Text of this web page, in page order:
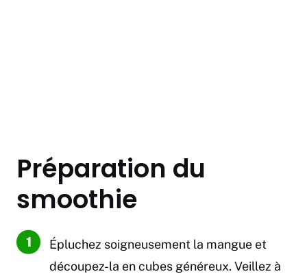
Préparation du
smoothie
Épluchez soigneusement la mangue et
découpez-la en cubes généreux. Veillez à